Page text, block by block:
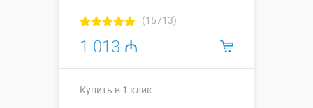
(15713)
1 013 ₼
Купить в 1 клик